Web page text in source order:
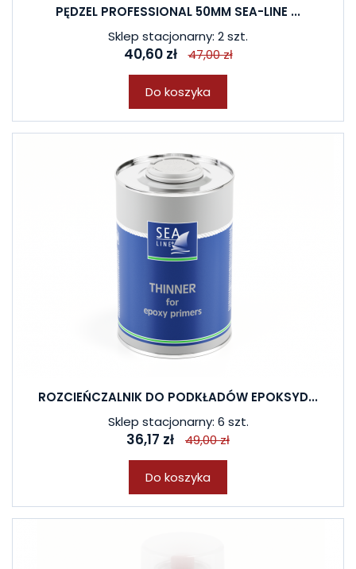
PĘDZEL PROFESSIONAL 50MM SEA-LINE ...
Sklep stacjonarny: 2 szt.
40,60 zł 47,00 zł
Do koszyka
ROZCIEŃCZALNIK DO PODKŁADÓW EPOKSYD...
Sklep stacjonarny: 6 szt.
36,17 zł 49,00 zł
Do koszyka